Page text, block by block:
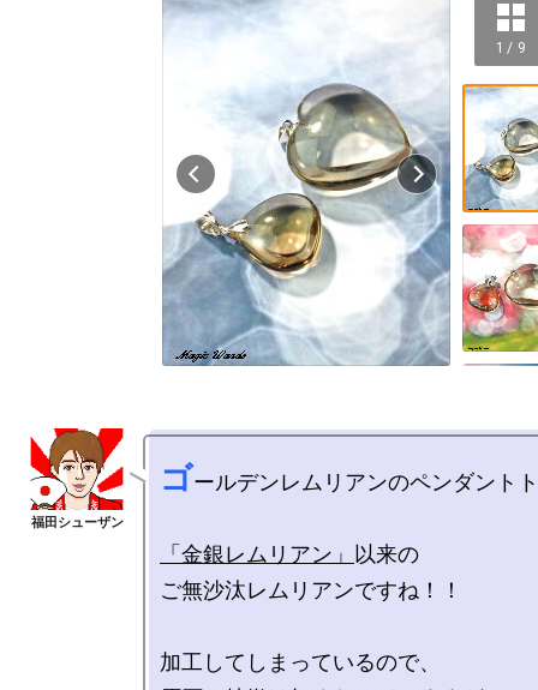
1 / 9
ゴールデンレムリアンのペンダント
「金銀レムリアン」
以来の
ご無沙汰レムリアンですね！！
加工してしまっているので、